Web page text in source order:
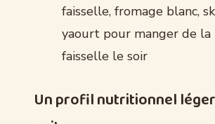
faisselle, fromage blanc,
yaourt pour manger de la
faisselle le soir
Un profil nutritionnel